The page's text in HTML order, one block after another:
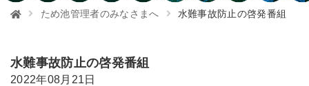
ため池管理者のみなさまへ 水難事故防止の啓発番組
水難事故防止の啓発番組
2022年08月21日